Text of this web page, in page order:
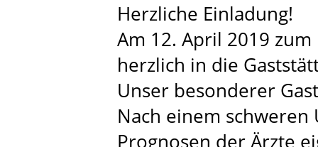
Herzliche Einladung!
Am 12. April 2019
herzlich in die
Unser besonderer
Nach einem
Prognosen der Ärzte